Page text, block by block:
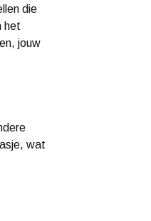
die
het
jouw
wat